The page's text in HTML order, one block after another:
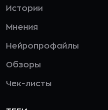
Истории
Мнения
Нейропрофайлы
Обзоры
Чек-листы